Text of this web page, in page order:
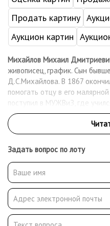
Продать картину
Аукцион картин
Михайлов Михаил
живописец, график. Сын
Д.С.Михайлова. В 1867
помогать отцу в его
поступил в МУЖВиЗ, где
Сурикова. После окончания
общество любителей
экспонентом. В 1910 - 1911 -
«Группа художников».
иллюстратор. После
профсоюз московских
рисования в школах
Задать вопрос по лоту